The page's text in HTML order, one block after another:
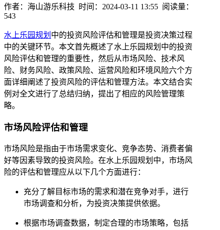
作者：海山游乐科技 时间：2024-03-11 13:55 阅读量：
543
水上乐园规划 中的投资风险评估和管理是投资决策过程
中的关键环节。本文首先概述了水上乐园规划中的投资
风险评估和管理的重要性，然后从市场风险、技术风
险、财务风险、政策风险、运营风险和环境风险六个方
面详细阐述了投资风险的评估和管理方法。本文结合实
例对全文进行了总结归纳，提出了相应的风险管理策
略。
市场风险评估和管理
市场风险是指由于市场需求变化、竞争态势、消费者偏
好等因素导致的投资风险。在水上乐园规划中，市场风
险的评估和管理应从以下几个方面进行：
充分了解目标市场的需求和潜在竞争对手，进行
市场调查和分析，为投资决策提供依据。
根据市场调查数据，制定合理的市场策略，包括